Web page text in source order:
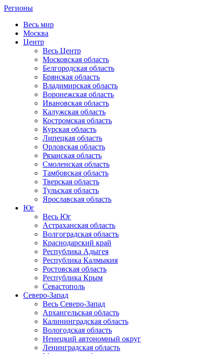
Регионы
Весь мир
Москва
Центр
Весь Центр
Московская область
Белгородская область
Брянская область
Владимирская область
Воронежская область
Ивановская область
Калужская область
Костромская область
Курская область
Липецкая область
Орловская область
Рязанская область
Смоленская область
Тамбовская область
Тверская область
Тульская область
Ярославская область
Юг
Весь Юг
Астраханская область
Волгоградская область
Краснодарский край
Республика Адыгея
Республика Калмыкия
Ростовская область
Республика Крым
Севастополь
Северо-Запад
Весь Северо-Запад
Архангельская область
Калининградская область
Вологодская область
Ненецкий автономный округ
Ленинградская область